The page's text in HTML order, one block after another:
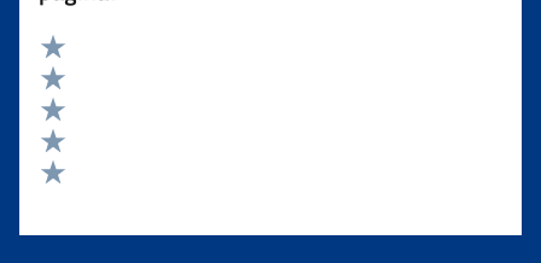
Valuta 5 stelle su 5
Valuta 4 stelle su 5
Valuta 3 stelle su 5
Valuta 2 stelle su 5